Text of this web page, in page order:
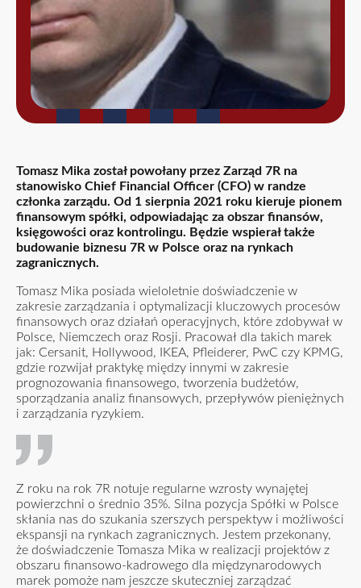
Tomasz Mika został powołany przez Zarząd 7R na
stanowisko Chief Financial Officer (CFO) w randze
członka zarządu. Od 1 sierpnia 2021 roku kieruje pionem
finansowym spółki, odpowiadając za obszar finansów,
księgowości oraz kontrolingu. Będzie wspierał także
budowanie biznesu 7R w Polsce oraz na rynkach
zagranicznych.
Tomasz Mika posiada wieloletnie doświadczenie w
zakresie zarządzania i optymalizacji kluczowych procesów
finansowych oraz działań operacyjnych, które zdobywał w
Polsce, Niemczech oraz Rosji. Pracował dla takich marek
jak: Cersanit, Hollywood, IKEA, Pfleiderer, PwC czy KPMG,
gdzie rozwijał praktykę między innymi w zakresie
prognozowania finansowego, tworzenia budżetów,
sporządzania analiz finansowych, przepływów pieniężnych
i zarządzania ryzykiem.
Z roku na rok 7R notuje regularne wzrosty wynajętej
powierzchni o średnio 35%. Silna pozycja Spółki w Polsce
skłania nas do szukania szerszych perspektyw i możliwości
ekspansji na rynkach zagranicznych. Jestem przekonany,
że doświadczenie Tomasza Mika w realizacji projektów z
obszaru finansowo-kadrowego dla międzynarodowych
marek pomoże nam jeszcze skuteczniej zarządzać